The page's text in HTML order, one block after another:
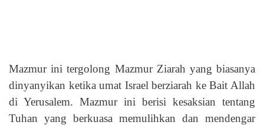
Mazmur ini tergolong Mazmur Ziarah yang biasanya
dinyanyikan ketika umat Israel berziarah ke Bait Allah
di Yerusalem. Mazmur ini berisi kesaksian tentang
Tuhan yang berkuasa memulihkan dan mendengar